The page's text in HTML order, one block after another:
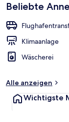
Beliebte
Klimaanlage
Wäscherei
Alle anzeigen
Wichtigste